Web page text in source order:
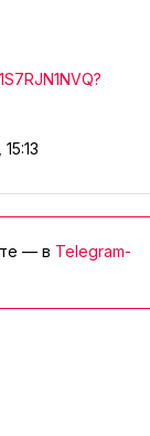
— в Telegram-